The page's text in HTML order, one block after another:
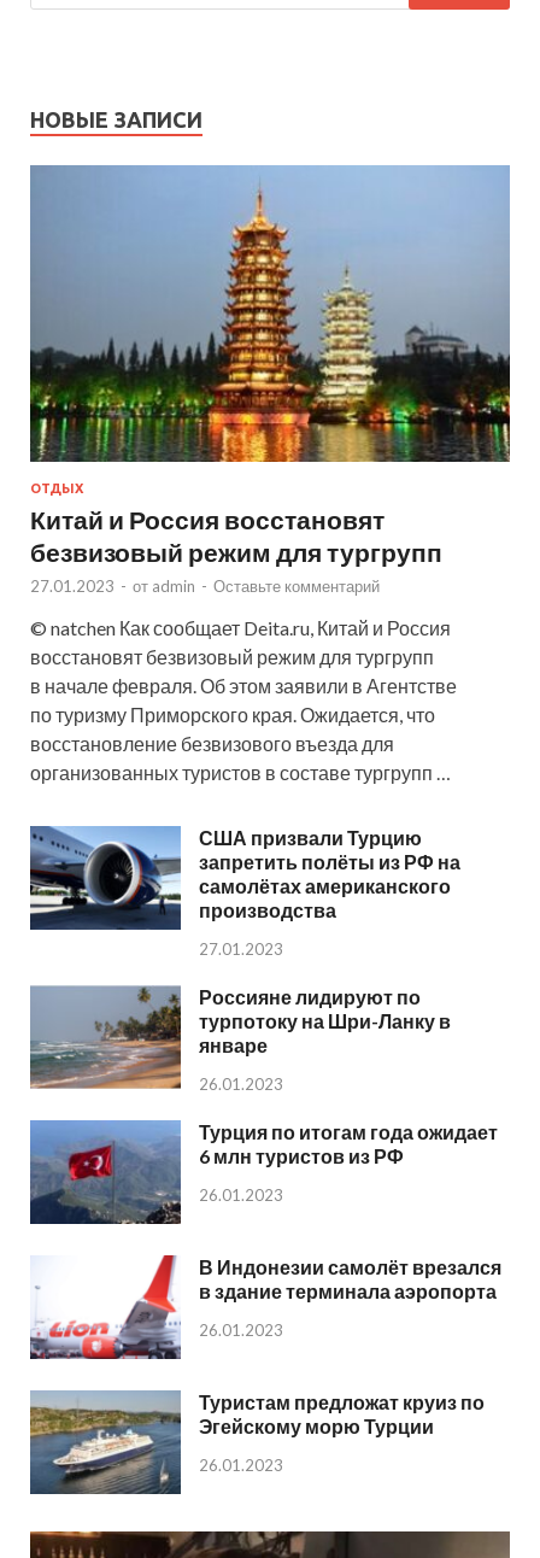
НОВЫЕ ЗАПИСИ
ОТДЫХ
Китай и Россия восстановят
безвизовый режим для тургрупп
27.01.2023 - от admin - Оставьте комментарий
© natchen Как сообщает Deita.ru, Китай и Россия
восстановят безвизовый режим для тургрупп
в начале февраля. Об этом заявили в Агентстве
по туризму Приморского края. Ожидается, что
восстановление безвизового въезда для
организованных туристов в составе тургрупп …
США призвали Турцию
запретить полёты из РФ на
самолётах американского
производства
27.01.2023
Россияне лидируют по
турпотоку на Шри-Ланку в
январе
26.01.2023
Турция по итогам года ожидает
6 млн туристов из РФ
26.01.2023
В Индонезии самолёт врезался
в здание терминала аэропорта
26.01.2023
Туристам предложат круиз по
Эгейскому морю Турции
26.01.2023